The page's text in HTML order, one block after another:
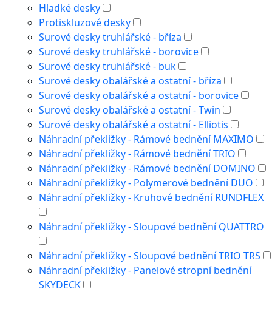
Hladké desky
Protiskluzové desky
Surové desky truhlářské - bříza
Surové desky truhlářské - borovice
Surové desky truhlářské - buk
Surové desky obalářské a ostatní - bříza
Surové desky obalářské a ostatní - borovice
Surové desky obalářské a ostatní - Twin
Surové desky obalářské a ostatní - Elliotis
Náhradní překližky - Rámové bednění MAXIMO
Náhradní překližky - Rámové bednění TRIO
Náhradní překližky - Rámové bednění DOMINO
Náhradní překližky - Polymerové bednění DUO
Náhradní překližky - Kruhové bednění RUNDFLEX
Náhradní překližky - Sloupové bednění QUATTRO
Náhradní překližky - Sloupové bednění TRIO TRS
Náhradní překližky - Panelové stropní bednění
SKYDECK